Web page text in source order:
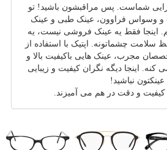
شماست. پس مراقبشون باشید! تو
و وسواس فراوون، عینک طبی و عینک
اینجا فقط یه عینک فروشی نیست، یه
چشماتونه. اپتیک با استفاده از
مجرب، عینک هایی باکیفیت بالا و
اینجا دیگه نگران کیفیت و زیبایی
عینکتون نباشید!
کیفیت و دقت در هم می آمیزند.